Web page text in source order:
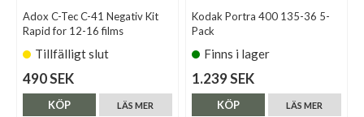
Adox C-Tec C-41 Negativ Kit
Rapid for 12-16 films
Tillfälligt slut
490 SEK
LÄS MER
KÖP
Kodak Portra 400 135-36 5-
Pack
Finns i lager
1.239 SEK
LÄS MER
KÖP